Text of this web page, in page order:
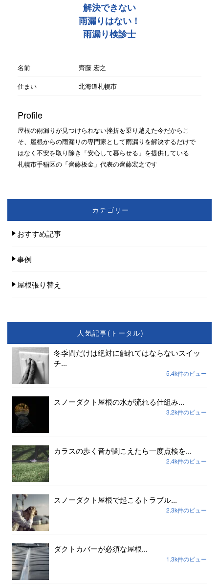
解決できない
雨漏りはない！
雨漏り検診士
名前
齊藤 宏之
住まい
北海道札幌市
Profile
屋根の雨漏りが見つけられない挫折を乗り越えた今だからこ
そ、屋根からの雨漏りの専門家として雨漏りを解決するだけで
はなく不安を取り除き「安心して暮らせる」を提供している
札幌市手稲区の「齊藤板金」代表の齊藤宏之です
カテゴリー
おすすめ記事
事例
屋根張り替え
人気記事(トータル)
冬季間だけは絶対に触れてはならないスイッ
チ...
5.4k件のビュー
スノーダクト屋根の水が流れる仕組み...
3.2k件のビュー
カラスの歩く音が聞こえたら一度点検を...
2.4k件のビュー
スノーダクト屋根で起こるトラブル...
2.3k件のビュー
ダクトカバーが必須な屋根...
1.3k件のビュー